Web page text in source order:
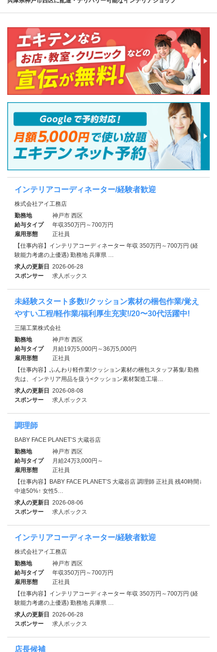
インテリアコーディネーター/経験者歓迎
株式会社アイ工務店
勤務地
神戸市 西区
給与タイプ
年収350万円～700万円
雇用形態
正社員
【仕事内容】インテリアコーディネーター 年収 350万円～700万円 (経
験能力考慮の上優遇) 勤務地 兵庫県 …
求人の更新日 2026-06-28
スポンサー
求人ボックス
未経験スタート多数!/クッション素材の梱包作業/覚え
やすい工程/軽作業/福利厚生充実!/20〜30代活躍中!
三陽工業株式会社
勤務地
神戸市 西区
給与タイプ
月給19万5,000円～36万5,000円
雇用形態
正社員
【仕事内容】ふんわり軽作業!クッション素材の梱包スタッフ募集/ 勤務
先は、インテリア用品を扱う<クッション素材製造工場…
求人の更新日 2026-08-08
スポンサー
求人ボックス
調理師
BABY FACE PLANET’S 大蔵谷店
勤務地
神戸市 西区
給与タイプ
月給24万3,000円～
雇用形態
正社員
【仕事内容】BABY FACE PLANET’S 大蔵谷店 調理師 正社員 残40時間↓
中途50%↑ 女性5…
求人の更新日 2026-08-06
スポンサー
求人ボックス
インテリアコーディネーター/経験者歓迎
株式会社アイ工務店
勤務地
神戸市 西区
給与タイプ
年収350万円～700万円
雇用形態
正社員
【仕事内容】インテリアコーディネーター 年収 350万円～700万円 (経
験能力考慮の上優遇) 勤務地 兵庫県 …
求人の更新日 2026-06-28
スポンサー
求人ボックス
店長候補